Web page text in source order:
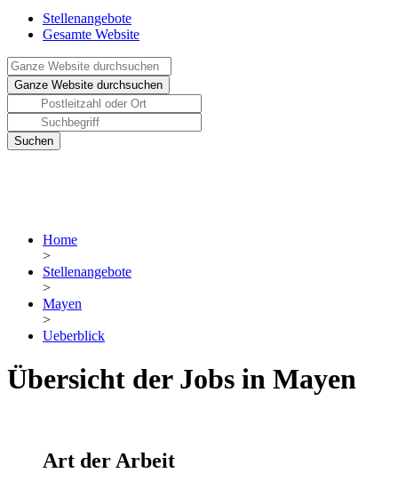
Stellenangebote
Gesamte Website
Home
>
Stellenangebote
>
Mayen
>
Ueberblick
Übersicht der Jobs in Mayen
Art der Arbeit